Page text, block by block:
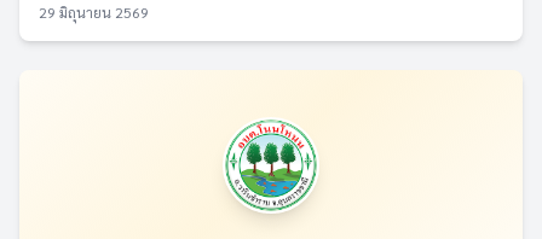
29 มิถุนายน 2569